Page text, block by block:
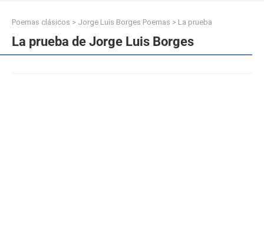
Poemas clásicos > Jorge Luis Borges Poemas > La prueba
La prueba de Jorge Luis Borges